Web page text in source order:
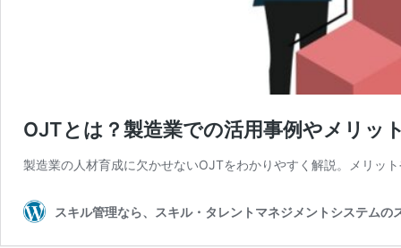
OJTとは？製造業での活用事例やメリッ
製造業の人材育成に欠かせないOJTをわかりやすく解説。メリッ
スキル管理なら、スキル・タレントマネジメントシステムの